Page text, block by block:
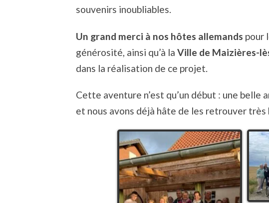
souvenirs inoubliables.
Un grand merci à nos hôtes allemands pour
générosité, ainsi qu’à la Ville de Maizières-
dans la réalisation de ce projet.
Cette aventure n’est qu’un début : une
et nous avons déjà hâte de les retrouver